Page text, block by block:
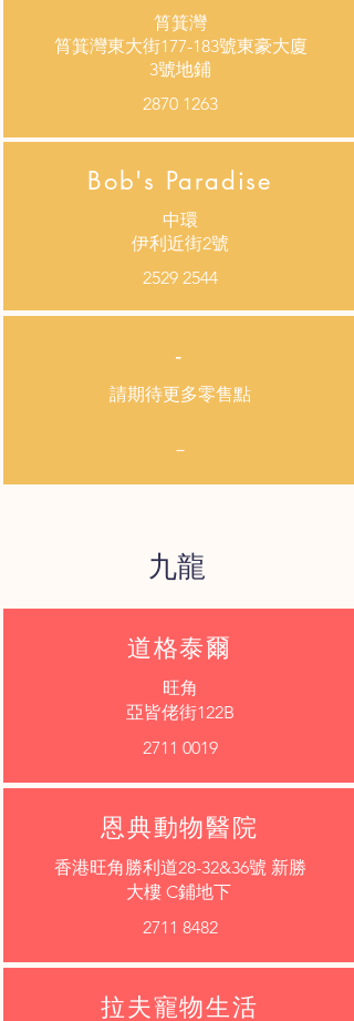
筲箕灣
筲箕灣東大街177-183號東豪大廈
3號地鋪
2870 1263
Bob's Paradise
中環
​伊利近街2號
2529 2544
-
請期待更多零售點
－
​九龍
道格泰爾
旺角
亞皆佬街122B
2711 0019
恩典動物醫院
香港旺角勝利道28-32&36號 新勝
大樓 C鋪地下
2711 8482
拉夫寵物生活